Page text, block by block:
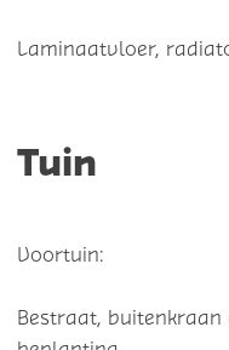
Laminaatvloer,
Tuin
Voortuin:
Bestraat,